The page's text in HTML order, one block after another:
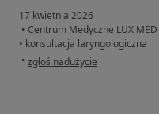
17 kwietnia 2026
• Centrum Medyczne LUX MED
• konsultacja laryngologiczna
• w opinii użytkownika BB
zgłoś nadużycie